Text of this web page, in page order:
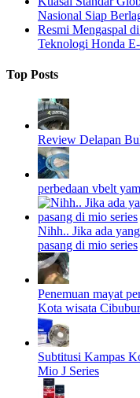
Nasional Siap
Resmi Mengaspal
Teknologi Honda
Top Posts
Review Delapan
perbedaan vbelt
Nihh.. Jika ada
pasang di mio series
Penemuan mayat
Kota wisata Cibubur
Subtitusi Kampas
Mio J Series